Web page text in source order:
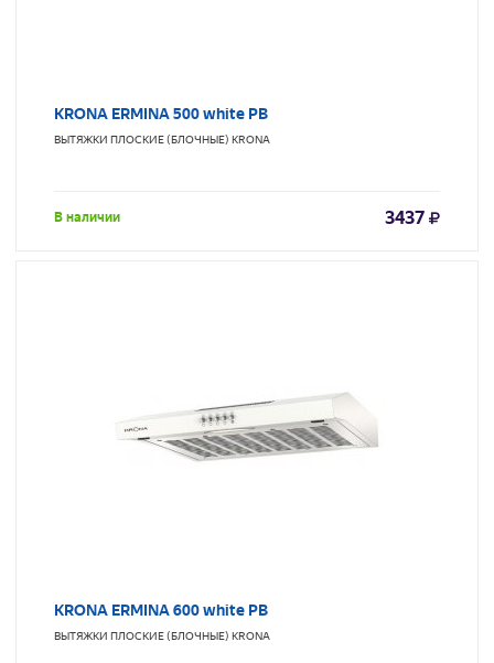
KRONA ERMINA 500 white PB
ВЫТЯЖКИ ПЛОСКИЕ (БЛОЧНЫЕ) KRONA
В наличии 3437
KRONA ERMINA 600 white PB
ВЫТЯЖКИ ПЛОСКИЕ (БЛОЧНЫЕ) KRONA